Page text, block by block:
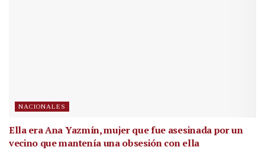
NACIONALES
Ella era Ana Yazmín, mujer que fue asesinada por un
vecino que mantenía una obsesión con ella